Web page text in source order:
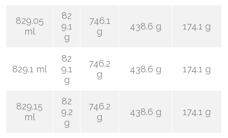
829.05
ml
82
9.1
g
746.1
g
438.6 g 174.1 g
829.1 ml
82
9.1
g
746.2
g
438.6 g 174.1 g
829.15
ml
82
9.2
g
746.2
g
438.6 g 174.1 g